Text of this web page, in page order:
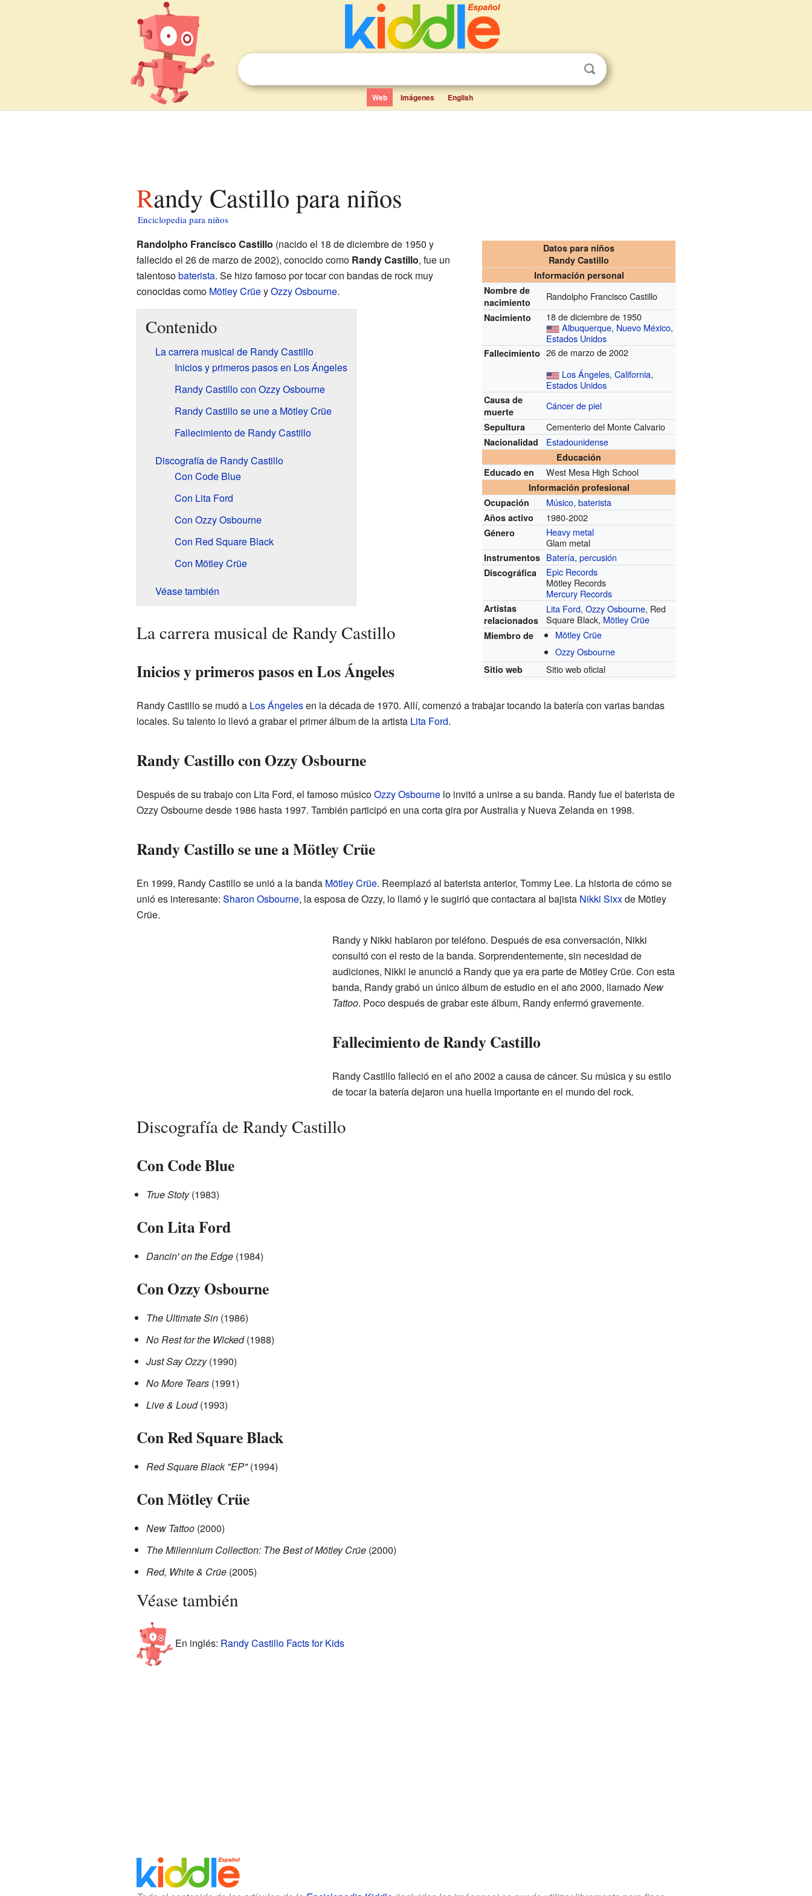
Web Imágenes English
Randy Castillo para niños
Enciclopedia para niños
Datos para niños
Randy Castillo
Información personal
Nombre de
nacimiento
Randolpho Francisco Castillo
Nacimiento
18 de diciembre de 1950
Albuquerque, Nuevo México,
Estados Unidos
Fallecimiento 26 de marzo de 2002
Los Ángeles,California,
Estados Unidos
Causa de
muerte
Cáncer de piel
Sepultura Cementerio del Monte Calvario
Nacionalidad Estadounidense
Educación
Educado en
West Mesa High School
Información profesional
Ocupación
Músico,baterista
Años activo 1980-2002
Género
Heavy metal
Glam metal
Instrumentos Batería,percusión
Discográfica
Epic Records
Mötley Records
Mercury Records
Artistas
relacionados
Lita Ford,Ozzy Osbourne, Red
Square Black, Mötley Crüe
Miembro de
Mötley Crüe
Ozzy Osbourne
Sitio web Sitio web oficial
Randolpho Francisco Castillo (nacido el 18 de diciembre de 1950 y
fallecido el 26 de marzo de 2002), conocido como Randy Castillo, fue un
talentosobaterista. Se hizo famoso por tocar con bandas de rock muy
conocidas como Mötley CrüeyOzzy Osbourne.
Contenido
La carrera musical de Randy Castillo
Inicios y primeros pasos en Los Ángeles
Randy Castillo con Ozzy Osbourne
Randy Castillo se une a Mötley Crüe
Fallecimiento de Randy Castillo
Discografía de Randy Castillo
Con Code Blue
Con Lita Ford
Con Ozzy Osbourne
Con Red Square Black
Con Mötley Crüe
Véase también
La carrera musical de Randy Castillo
Inicios y primeros pasos en Los Ángeles
Randy Castillo se mudó a Los Ángelesen la década de 1970. Allí, comenzó a trabajar tocando la batería con varias bandas
locales. Su talento lo llevó a grabar el primer álbum de la artista Lita Ford.
Randy Castillo con Ozzy Osbourne
Después de su trabajo con Lita Ford, el famoso músicoOzzy Osbournelo invitó a unirse a su banda. Randy fue el baterista de
Ozzy Osbourne desde 1986 hasta 1997. También participó en una corta gira por Australia y Nueva Zelanda en 1998.
Randy Castillo se une a Mötley Crüe
En 1999, Randy Castillo se unió a la banda Mötley Crüe. Reemplazó al baterista anterior, Tommy Lee. La historia de cómo se
unió es interesante: Sharon Osbourne, la esposa de Ozzy, lo llamó y le sugirió que contactara al bajista Nikki Sixxde Mötley
Crüe.
Randy y Nikki hablaron por teléfono. Después de esa conversación, Nikki
consultó con el resto de la banda. Sorprendentemente, sin necesidad de
audiciones, Nikki le anunció a Randy que ya era parte de Mötley Crüe. Con esta
banda, Randy grabó un único álbum de estudio en el año 2000, llamadoNew
Tattoo. Poco después de grabar este álbum, Randy enfermó gravemente.
Fallecimiento de Randy Castillo
Randy Castillo falleció en el año 2002 a causa de cáncer. Su música y su estilo
de tocar la batería dejaron una huella importante en el mundo del rock.
Discografía de Randy Castillo
Con Code Blue
True Stoty(1983)
Con Lita Ford
Dancin' on the Edge(1984)
Con Ozzy Osbourne
The Ultimate Sin(1986)
No Rest for the Wicked(1988)
Just Say Ozzy(1990)
No More Tears(1991)
Live & Loud(1993)
Con Red Square Black
Red Square Black "EP"(1994)
Con Mötley Crüe
New Tattoo(2000)
The Millennium Collection: The Best of Mötley Crüe(2000)
Red, White & Crüe(2005)
Véase también
En inglés: Randy Castillo Facts for Kids